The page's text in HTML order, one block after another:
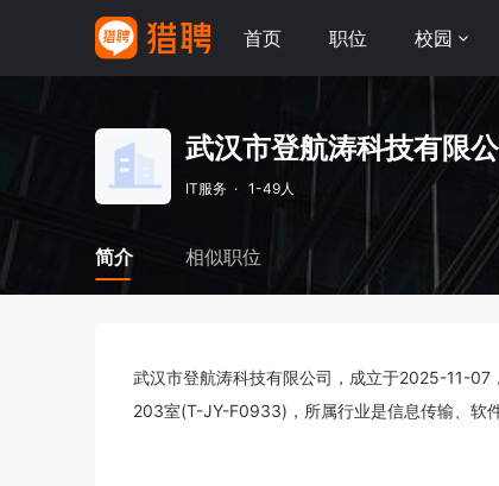
首页 职位 校园
武汉市登航涛科技有限
IT服务 · 1-49人
简介 相似职位
武汉市登航涛科技有限公司，成立于2025-11-07
203室(T-JY-F0933)，所属行业是信息传输、软